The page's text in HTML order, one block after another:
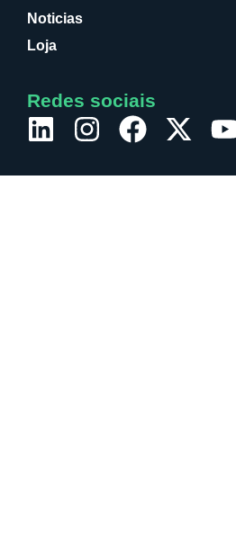
Noticias
Loja
Redes sociais